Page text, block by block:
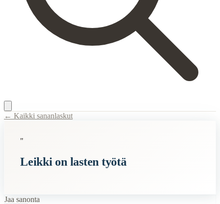
Description: Tällä kuvataan lasten luontaista tarvetta leikkiä ja sen
Lapset
← Kaikki sananlaskut
"
Leikki on lasten työtä
Jaa sanonta